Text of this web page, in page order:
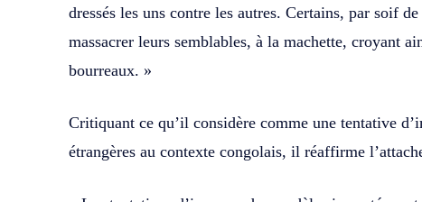
dressés les uns contre les autres. Certains, par soif
massacrer leurs semblables, à la machette, croyant
bourreaux. »
Critiquant ce qu’il considère comme une tentative
étrangères au contexte congolais, il réaffirme